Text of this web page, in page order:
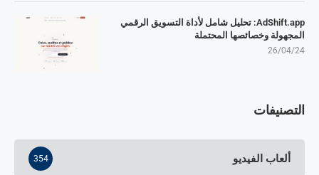
AdShift.app: تحليل شامل لأداة التسويق الرقمي
المجهولة وخصائصها المحتملة
26/04/24
التصنيفات
ألعاب الفيديو 354